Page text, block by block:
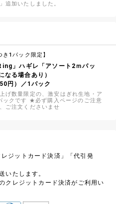
追加いたしました。
き1パック限定】
」ハギレ「アソート2ｍパッ
なる場合あり）
円）／1パック
げ数量限定の、激安はぎれ生地・ア
ックです ★必ず購入ページのご注意
ご注文くださいませ
ジットカード決済」「代引発
いたします。
クレジットカード決済がご利用い